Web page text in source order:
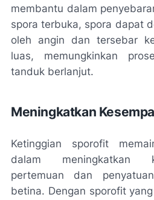
membantu dalam
spora terbuka, spora dapat
oleh angin dan tersebar
luas, memungkinkan
tanduk berlanjut.
Meningkatkan
Ketinggian sporofit
dalam meningkatkan
pertemuan dan
betina. Dengan sporofit